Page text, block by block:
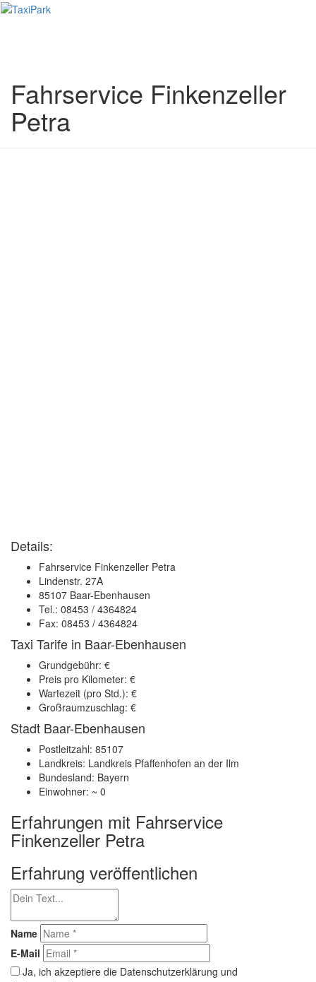
Fahrservice Finkenzeller
Petra
Details:
Fahrservice Finkenzeller Petra
Lindenstr. 27A
85107 Baar-Ebenhausen
Tel.: 08453 / 4364824
Fax: 08453 / 4364824
Taxi Tarife in Baar-Ebenhausen
Grundgebühr: €
Preis pro Kilometer: €
Wartezeit (pro Std.): €
Großraumzuschlag: €
Stadt Baar-Ebenhausen
Postleitzahl: 85107
Landkreis: Landkreis Pfaffenhofen an der Ilm
Bundesland: Bayern
Einwohner: ~ 0
Erfahrungen mit Fahrservice
Finkenzeller Petra
Erfahrung veröffentlichen
Name
E-Mail
Ja, ich akzeptiere die Datenschutzerklärung und